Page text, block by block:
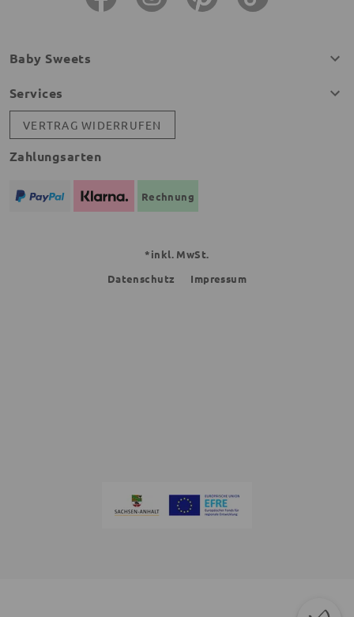
Baby Sweets
Services
VERTRAG WIDERRUFEN
Zahlungsarten
Rechnung
*inkl. MwSt.
Datenschutz
Impressum